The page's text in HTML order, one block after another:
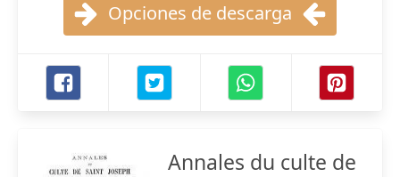
Opciones de descarga
Annales du culte de